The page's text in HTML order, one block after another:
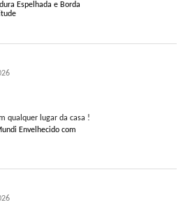
Espelhada e Borda
qualquer lugar da casa !
Envelhecido com